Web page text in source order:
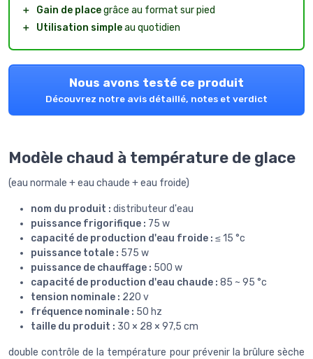
＋
Gain de placegrâce au format sur pied
＋
Utilisation simpleau quotidien
Nous avons testé ce produit
Découvrez notre avis détaillé, notes et verdict
Modèle chaud à température de glace
(eau normale + eau chaude + eau froide)
nom du produit : distributeur d'eau
puissance frigorifique : 75 w
capacité de production d'eau froide : ≤ 15 °c
puissance totale : 575 w
puissance de chauffage : 500 w
capacité de production d'eau chaude : 85 ~ 95 °c
tension nominale : 220 v
fréquence nominale : 50 hz
taille du produit : 30 × 28 × 97,5 cm
double contrôle de la température pour prévenir la brûlure sèche